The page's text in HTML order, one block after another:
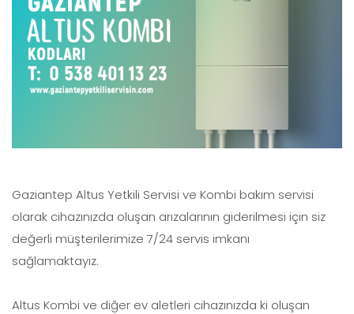
Gaziantep Altus Yetkili Servisi ve Kombi bakım servisi
olarak cihazınızda oluşan arızalarının giderilmesi için siz
değerli müşterilerimize 7/24 servis imkanı
sağlamaktayız.
Altus Kombi ve diğer ev aletleri cihazınızda ki oluşan